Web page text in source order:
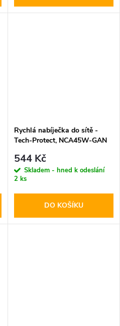
Rychlá nabíječka do sítě -
Tech-Protect, NCA45W-GAN
kabel
544 Kč
Skladem - hned k odeslání
2 ks
DO KOŠÍKU